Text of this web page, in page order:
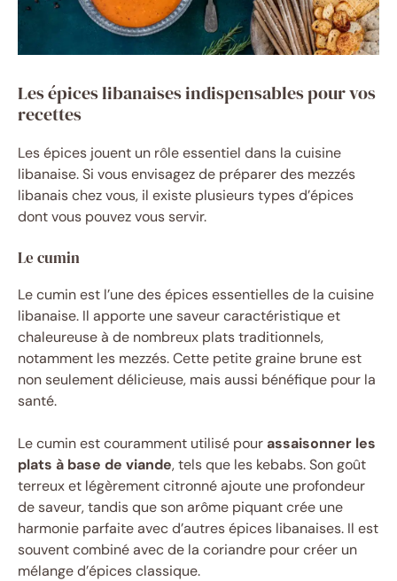
Les épices libanaises indispensables pour vos
recettes
Les épices jouent un rôle essentiel dans la cuisine
libanaise. Si vous envisagez de préparer des mezzés
libanais chez vous, il existe plusieurs types d’épices
dont vous pouvez vous servir.
Le cumin
Le cumin est l’une des épices essentielles de la cuisine
libanaise. Il apporte une saveur caractéristique et
chaleureuse à de nombreux plats traditionnels,
notamment les mezzés. Cette petite graine brune est
non seulement délicieuse, mais aussi bénéfique pour la
santé.
Le cumin est couramment utilisé pourassaisonner les
plats à base de viande, tels que les kebabs. Son goût
terreux et légèrement citronné ajoute une profondeur
de saveur, tandis que son arôme piquant crée une
harmonie parfaite avec d’autres épices libanaises. Il est
souvent combiné avec de la coriandre pour créer un
mélange d’épices classique.